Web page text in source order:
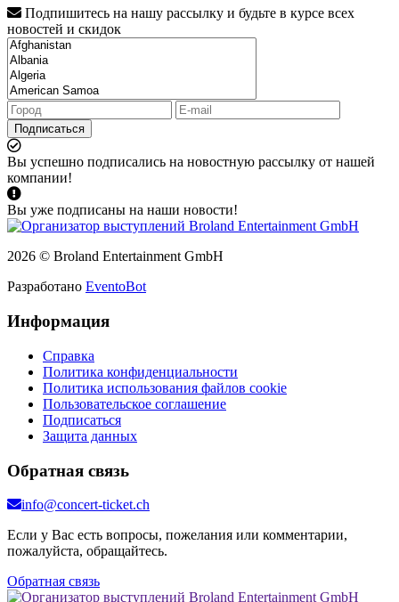
Подпишитесь на нашу рассылку и будьте в курсе всех
новостей и скидок
Подписаться
Вы успешно подписались на новостную рассылку от нашей
компании!
Вы уже подписаны на наши новости!
2026 © Broland Entertainment GmbH
Разработано EventoBot
Информация
Справка
Политика конфиденциальности
Политика использования файлов cookie
Пользовательское соглашение
Подписаться
Защита данных
Обратная связь
info@concert-ticket.ch
Если у Вас есть вопросы, пожелания или комментарии,
пожалуйста, обращайтесь.
Обратная связь